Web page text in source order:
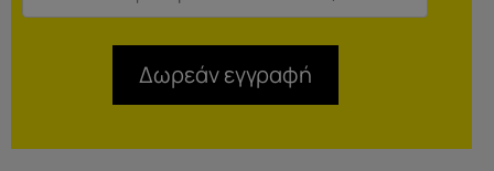
Δωρεάν εγγραφή